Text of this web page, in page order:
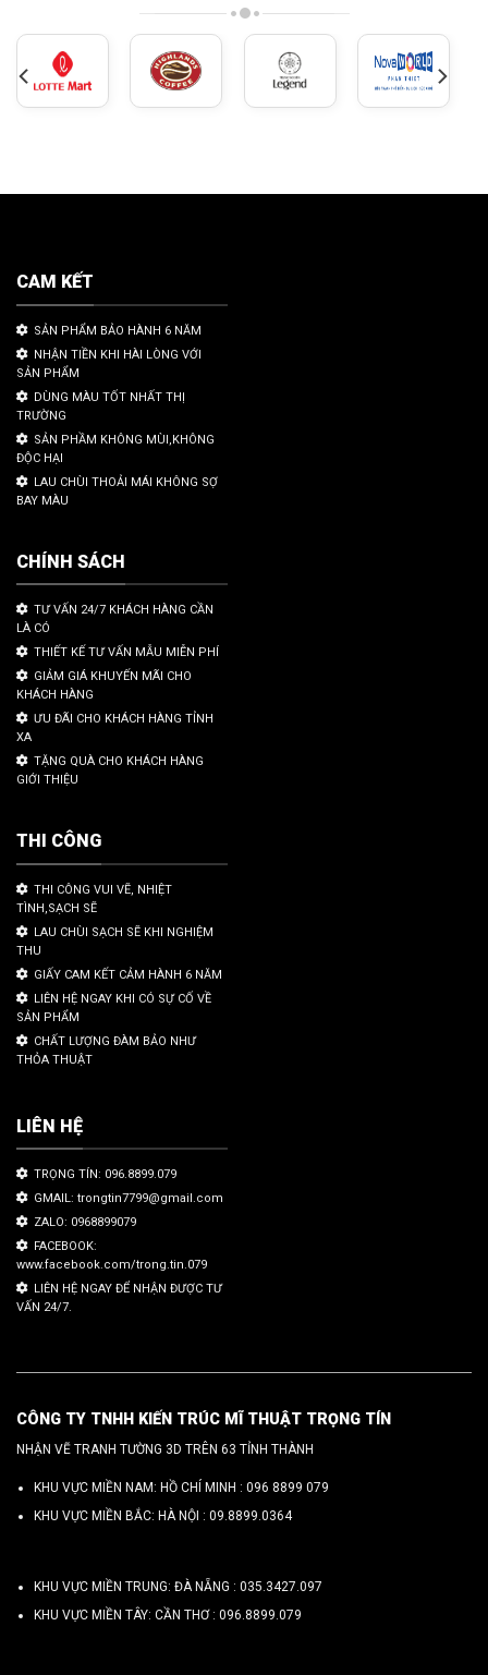
CAM KẾT
SẢN PHẨM BẢO HÀNH 6 NĂM
NHẬN TIỀN KHI HÀI LÒNG VỚI
SẢN PHẨM
DÙNG MÀU TỐT NHẤT THỊ
TRƯỜNG
SẢN PHẦM KHÔNG MÙI,KHÔNG
ĐỘC HẠI
LAU CHÙI THOẢI MÁI KHÔNG SỢ
BAY MÀU
CHÍNH SÁCH
TƯ VẤN 24/7 KHÁCH HÀNG CẦN
LÀ CÓ
THIẾT KẾ TƯ VẤN MẪU MIỄN PHÍ
GIẢM GIÁ KHUYẾN MÃI CHO
KHÁCH HÀNG
ƯU ĐÃI CHO KHÁCH HÀNG TỈNH
XA
TẶNG QUÀ CHO KHÁCH HÀNG
GIỚI THIỆU
THI CÔNG
THI CÔNG VUI VẼ, NHIỆT
TÌNH,SẠCH SẼ
LAU CHÙI SẠCH SẼ KHI NGHIỆM
THU
GIẤY CAM KẾT CẢM HÀNH 6 NĂM
LIÊN HỆ NGAY KHI CÓ SỰ CỐ VỀ
SẢN PHẨM
CHẤT LƯỢNG ĐÀM BẢO NHƯ
THỎA THUẬT
LIÊN HỆ
TRỌNG TÍN: 096.8899.079
GMAIL: trongtin7799@gmail.com
ZALO: 0968899079
FACEBOOK:
www.facebook.com/trong.tin.079
LIÊN HỆ NGAY ĐỂ NHẬN ĐƯỢC TƯ
VẤN 24/7.
CÔNG TY TNHH KIẾN TRÚC MĨ THUẬT TRỌNG TÍN
NHẬN VẼ TRANH TƯỜNG 3D TRÊN 63 TỈNH THÀNH
KHU VỰC MIỀN NAM: HỒ CHÍ MINH : 096 8899 079
KHU VỰC MIỀN BẮC: HÀ NỘI : 09.8899.0364
KHU VỰC MIỀN TRUNG: ĐÀ NẴNG : 035.3427.097
KHU VỰC MIỀN TÂY: CẦN THƠ : 096.8899.079